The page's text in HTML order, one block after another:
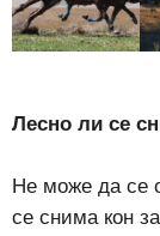
Лесно ли се
Не може да се
се снима кон